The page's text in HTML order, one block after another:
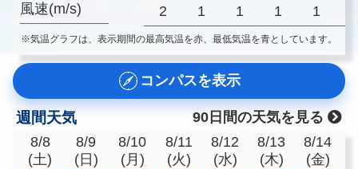
風速(m/s) 2 1 1 1 1
※気温グラフは、表示期間の最高気温を赤、最低気温を青としています。
コンパスを表示
週間天気
90日間の天気を見る
8/8
(土)
8/9
(日)
8/10
(月)
8/11
(火)
8/12
(水)
8/13
(木)
8/14
(金)